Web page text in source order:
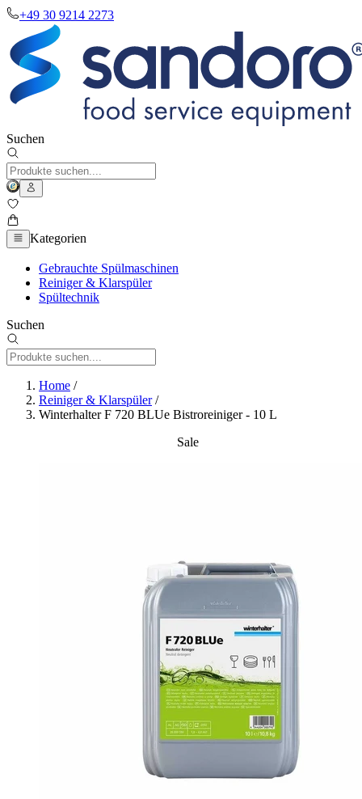
+49 30 9214 2273
Suchen
Kategorien
Gebrauchte Spülmaschinen
Reiniger & Klarspüler
Spültechnik
Suchen
Home /
Reiniger & Klarspüler/
Winterhalter F 720 BLUe Bistroreiniger - 10 L
Sale